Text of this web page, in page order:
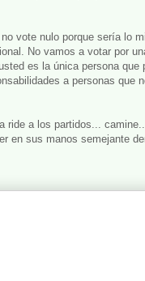
vote nulo porque sería lo
No vamos a votar por
es la única persona
a personas que
ride a los partidos...
en sus manos semejante